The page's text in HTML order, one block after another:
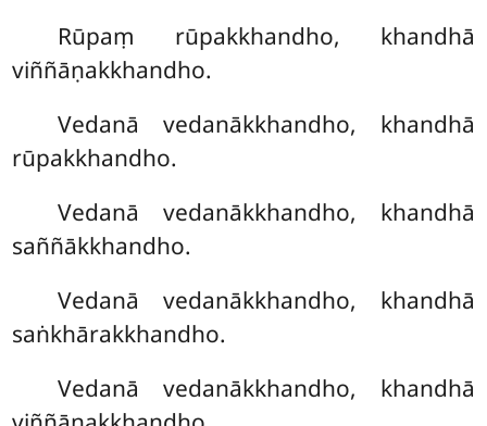
Rūpaṃ rūpakkhandho, khandhā
viññāṇakkhandho.
Vedanā vedanākkhandho, khandhā
rūpakkhandho.
Vedanā vedanākkhandho, khandhā
saññākkhandho.
Vedanā vedanākkhandho, khandhā
saṅkhārakkhandho.
Vedanā vedanākkhandho, khandhā